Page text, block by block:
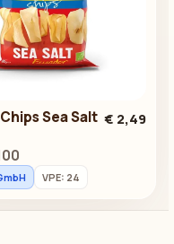
Sea Salt € 2,49
VPE: 24